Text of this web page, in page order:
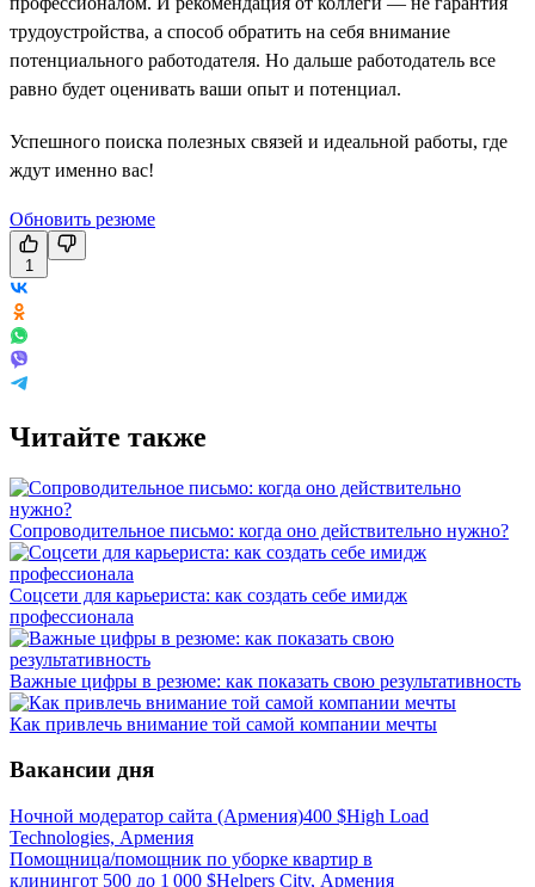
трудоустройства, а способ обратить на себя внимание
потенциального работодателя. Но дальше работодатель все
равно будет оценивать ваши опыт и потенциал.
Успешного поиска полезных связей и идеальной работы, где
ждут именно вас!
Обновить резюме
1
Читайте также
Сопроводительное письмо: когда оно действительно нужно?
Соцсети для карьериста: как создать себе имидж
профессионала
Важные цифры в резюме: как показать свою результативность
Как привлечь внимание той самой компании мечты
Вакансии дня
Ночной модератор сайта (Армения)400 $High Load
Technologies, Армения
Помощница/помощник по уборке квартир в
клинингот 500 до 1 000 $Helpers City, Армения